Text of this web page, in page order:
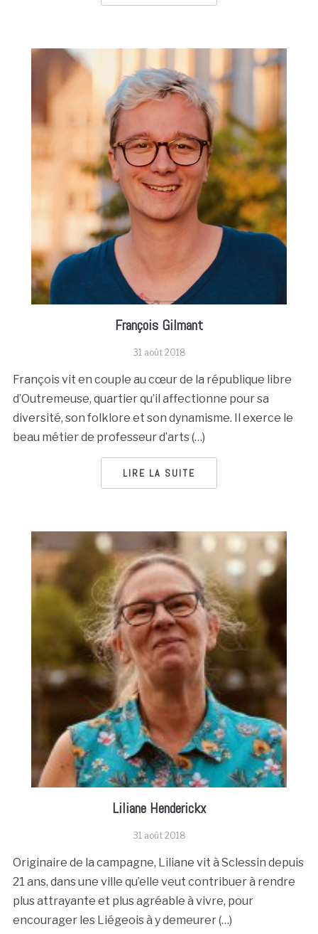
François Gilmant
31 août 2018
François vit en couple au cœur de la république libre
d’Outremeuse, quartier qu’il affectionne pour sa
diversité, son folklore et son dynamisme. Il exerce le
beau métier de professeur d’arts (…)
LIRE LA SUITE
Liliane Henderickx
31 août 2018
Originaire de la campagne, Liliane vit à Sclessin depuis
21 ans, dans une ville qu’elle veut contribuer à rendre
plus attrayante et plus agréable à vivre, pour
encourager les Liégeois à y demeurer (…)